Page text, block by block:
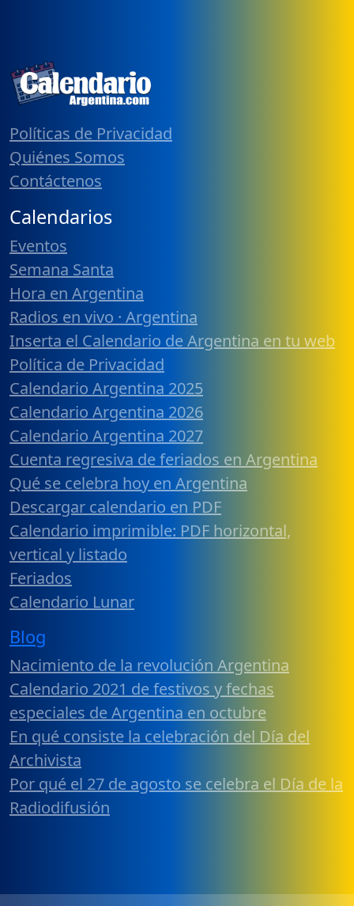
Políticas de Privacidad
Quiénes Somos
Contáctenos
Calendarios
Eventos
Semana Santa
Hora en Argentina
Radios en vivo · Argentina
Inserta el Calendario de Argentina en tu web
Política de Privacidad
Calendario Argentina 2025
Calendario Argentina 2026
Calendario Argentina 2027
Cuenta regresiva de feriados en Argentina
Qué se celebra hoy en Argentina
Descargar calendario en PDF
Calendario imprimible: PDF horizontal,
vertical y listado
Feriados
Calendario Lunar
Blog
Nacimiento de la revolución Argentina
Calendario 2021 de festivos y fechas
especiales de Argentina en octubre
En qué consiste la celebración del Día del
Archivista
Por qué el 27 de agosto se celebra el Día de la
Radiodifusión